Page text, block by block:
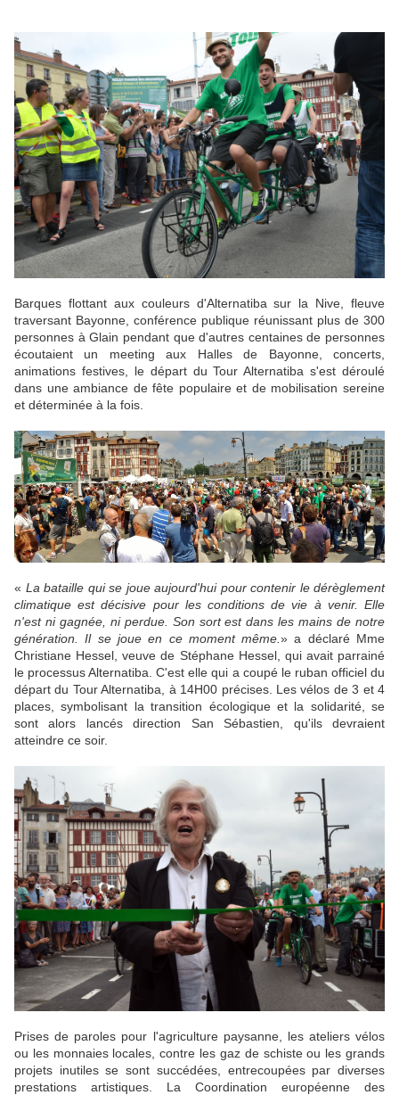
Barques flottant aux couleurs d'Alternatiba sur la Nive, fleuve
traversant Bayonne, conférence publique réunissant plus de 300
personnes à Glain pendant que d'autres centaines de personnes
écoutaient un meeting aux Halles de Bayonne, concerts,
animations festives, le départ du Tour Alternatiba s'est déroulé
dans une ambiance de fête populaire et de mobilisation sereine
et déterminée à la fois.
« La bataille qui se joue aujourd'hui pour contenir le dérèglement
climatique est décisive pour les conditions de vie à venir. Elle
n'est ni gagnée, ni perdue. Son sort est dans les mains de notre
génération. Il se joue en ce moment même.» a déclaré Mme
Christiane Hessel, veuve de Stéphane Hessel, qui avait parrainé
le processus Alternatiba. C'est elle qui a coupé le ruban officiel du
départ du Tour Alternatiba, à 14H00 précises. Les vélos de 3 et 4
places, symbolisant la transition écologique et la solidarité, se
sont alors lancés direction San Sébastien, qu'ils devraient
atteindre ce soir.
Prises de paroles pour l'agriculture paysanne, les ateliers vélos
ou les monnaies locales, contre les gaz de schiste ou les grands
projets inutiles se sont succédées, entrecoupées par diverses
prestations artistiques. La Coordination européenne des